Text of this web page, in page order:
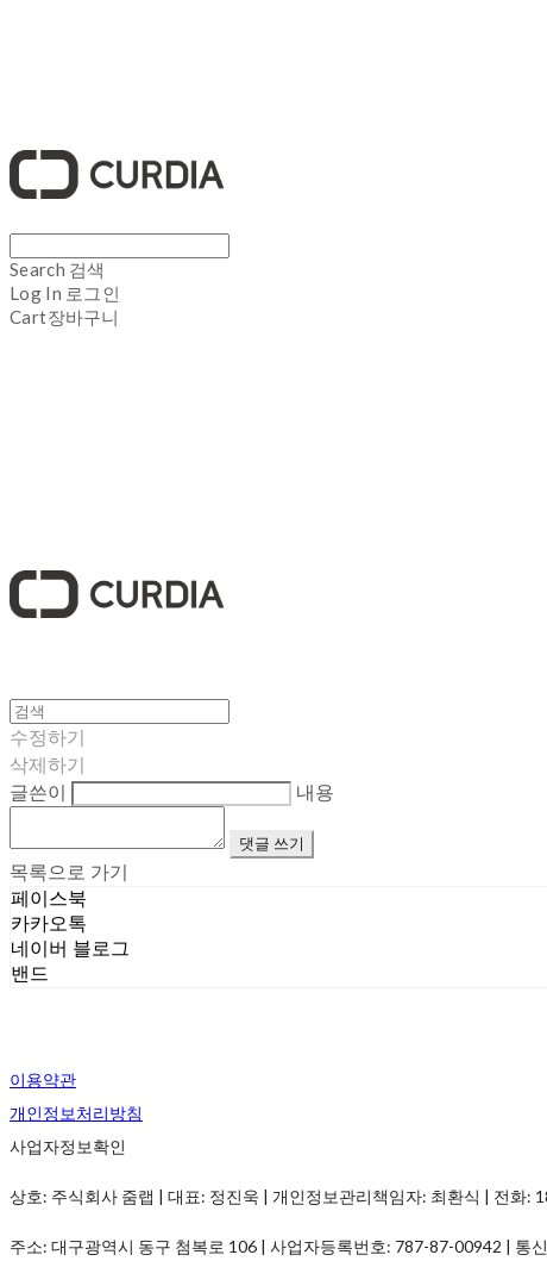
Search 검색
Log In 로그인
Cart장바구니
수정하기
삭제하기
글쓴이
내용
댓글 쓰기
목록으로 가기
페이스북
카카오톡
네이버 블로그
밴드
이용약관
개인정보처리방침
사업자정보확인
상호: 주식회사 줌랩 | 대표: 정진욱 | 개인정보관리책임자: 최환식 | 전화:
주소: 대구광역시 동구 첨복로 106 | 사업자등록번호: 787-87-00942 | 통